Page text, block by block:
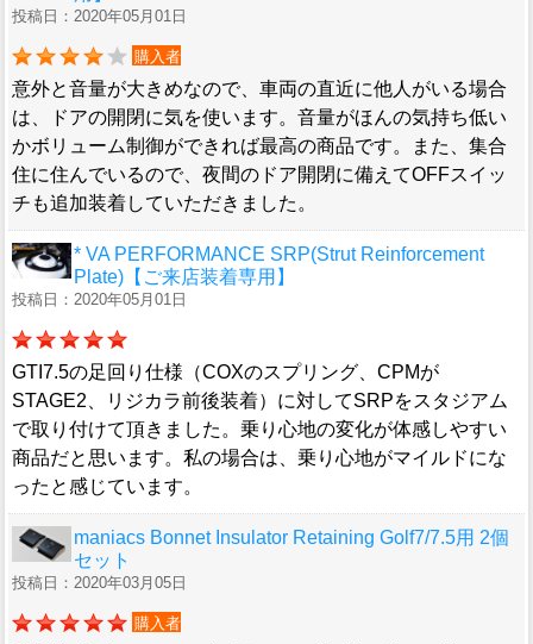
投稿日：2020年05月01日
購入者
意外と音量が大きめなので、車両の直近に他人がいる場合
は、ドアの開閉に気を使います。音量がほんの気持ち低い
かボリューム制御ができれば最高の商品です。また、集合
住に住んでいるので、夜間のドア開閉に備えてOFFスイッ
チも追加装着していただきました。
* VA PERFORMANCE SRP(Strut Reinforcement
Plate)【ご来店装着専用】
投稿日：2020年05月01日
GTI7.5の足回り仕様（COXのスプリング、CPMが
STAGE2、リジカラ前後装着）に対してSRPをスタジアム
で取り付けて頂きました。乗り心地の変化が体感しやすい
商品だと思います。私の場合は、乗り心地がマイルドにな
ったと感じています。
maniacs Bonnet Insulator Retaining Golf7/7.5用 2個
セット
投稿日：2020年03月05日
購入者